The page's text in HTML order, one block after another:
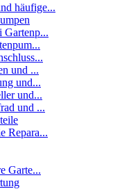
häufige...
Gartenp...
und ...
und...
und...
und ...
Repara...
Garte...